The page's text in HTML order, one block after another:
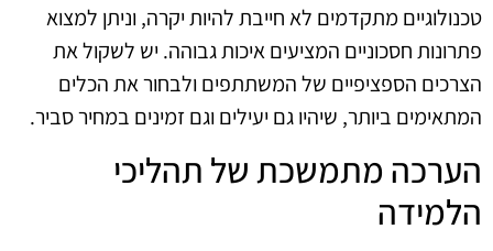
טכנולוגיים מתקדמים לא חייבת להיות יקרה, וניתן למצוא
פתרונות חסכוניים המציעים איכות גבוהה. יש לשקול את
הצרכים הספציפיים של המשתתפים ולבחור את הכלים
המתאימים ביותר, שיהיו גם יעילים וגם זמינים במחיר סביר.
הערכה מתמשכת של תהליכי
הלמידה